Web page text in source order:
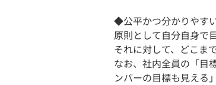
◆公平かつ分かりやす
原則として自分自身で
それに対して、どこま
なお、社内全員の「目
ンバーの目標も見える